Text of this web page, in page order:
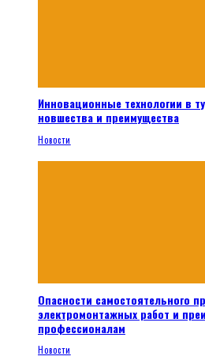
Инновационные технологии в
новшества и преимущества
Новости
Опасности самостоятельного
электромонтажных работ и
профессионалам
Новости